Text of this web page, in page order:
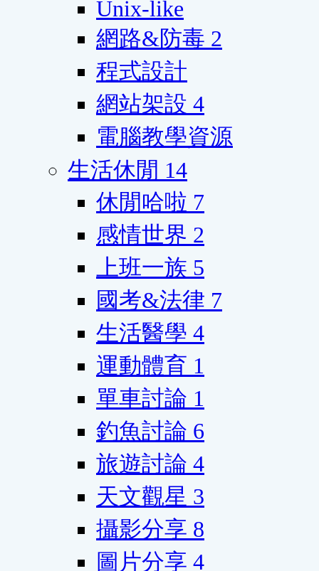
Unix-like
網路&防毒 2
程式設計
網站架設 4
電腦教學資源
生活休閒 14
休閒哈啦 7
感情世界 2
上班一族 5
國考&法律 7
生活醫學 4
運動體育 1
單車討論 1
釣魚討論 6
旅遊討論 4
天文觀星 3
攝影分享 8
圖片分享 4